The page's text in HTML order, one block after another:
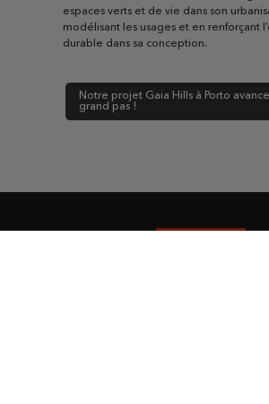
espaces verts et de vie dans son
modélisant les usages et en renforçant
durable dans sa conception.
Notre projet Gaia Hills à Porto
grand pas !